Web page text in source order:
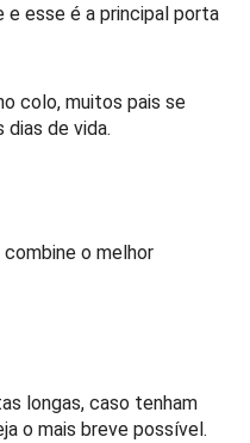
esse é a principal porta
colo, muitos pais se
dias de vida.
combine o melhor
longas, caso tenham
o mais breve possível.